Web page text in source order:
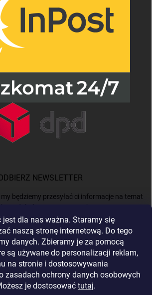
dla nas ważna. Staramy się
naszą stronę internetową. Do tego
danych. Zbieramy je za pomocą
są używane do personalizacji reklam,
na stronie i dostosowywania
zasadach ochrony danych osobowych
je dostosować tutaj.
NEWSLETTER
będziemy przesyłać ci informacje na temat
produktów na naszym e-shop.
E-MAIL
akceptujeszpolitykę prywatności.